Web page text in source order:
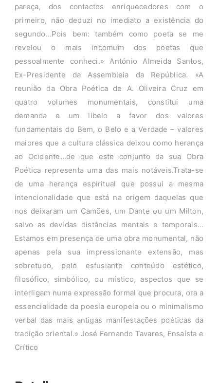
pareça, dos contactos enriquecedores com o
primeiro, não deduzi no imediato a existência do
segundo…Pois bem: também como poeta se me
revelou o mais incomum dos poetas que
pessoalmente conheci.» António Almeida Santos,
Ex-Presidente da Assembleia da República. «A
reunião da Obra Poética de A. Oliveira Cruz em
quatro volumes monumentais, constitui uma
demanda e um libelo a favor dos valores
fundamentais do Bem, o Belo e a Verdade – valores
maiores que a cultura clássica deixou como herança
ao Ocidente…de que este conjunto da sua Obra
Poética representa uma das mais notáveis.Trata-se
de uma herança espiritual que possui a mesma
intencionalidade que está na origem daquelas que
nos deixaram um Camões, um Dante ou um Milton,
salvo as devidas distâncias mentais e temporais…
Estamos em presença de uma obra monumental, não
apenas pela sua impressionante extensão, mas
sobretudo, pelo esfusiante conteúdo estético,
filosófico, simbólico, ou místico, aspectos que se
interligam numa expressão formal que procura, ora a
essencialidade da poesia europeia ou o minimalismo
verbal das mais antigas manifestações poéticas da
tradição oriental.» José Fernando Tavares, Ensaísta e
Crítico